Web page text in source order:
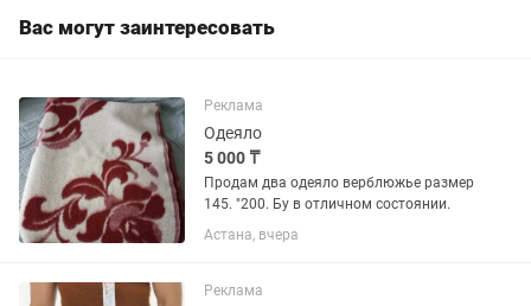
Вас могут заинтересовать
Реклама
Одеяло
5 000 ₸
Продам два одеяло верблюжье размер
145. "200. Бу в отличном состоянии.
Астана, вчера
Реклама